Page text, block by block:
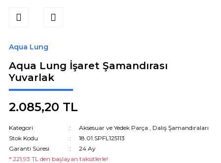
Aqua Lung
Aqua Lung İşaret Şamandırası
Yuvarlak
2.085,20 TL
Kategori Aksesuar ve Yedek Parça
Dalış Şamandıraları
Stok Kodu
18.01.SPFL125113
Garanti Süresi
24 Ay
* 221,93 TL den başlayan taksitlerle!